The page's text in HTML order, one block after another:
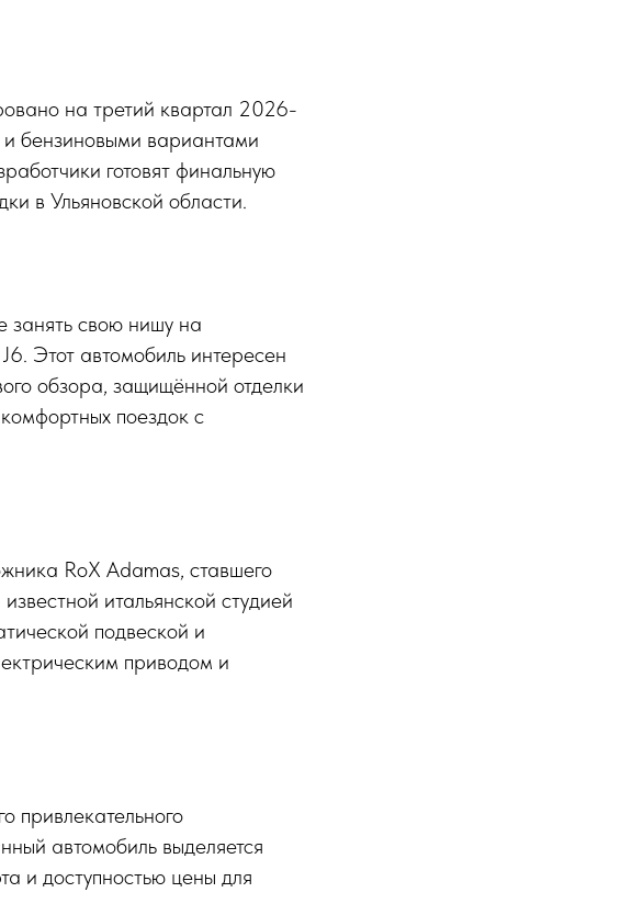
на третий квартал 2026-
и бензиновыми вариантами
готовят финальную
в Ульяновской области.
занять свою нишу на
Этот автомобиль интересен
обзора, защищённой отделки
поездок с
RoX Adamas, ставшего
итальянской студией
подвеской и
приводом и
привлекательного
автомобиль выделяется
и доступностью цены для